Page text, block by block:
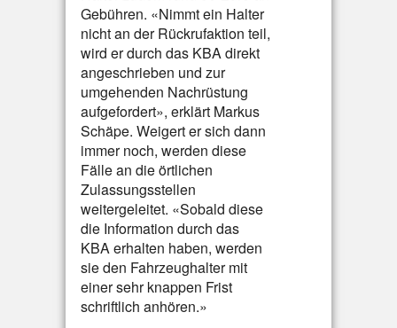
Gebühren. «Nimmt ein Halter
nicht an der Rückrufaktion teil,
wird er durch das KBA direkt
angeschrieben und zur
umgehenden Nachrüstung
aufgefordert», erklärt Markus
Schäpe. Weigert er sich dann
immer noch, werden diese
Fälle an die örtlichen
Zulassungsstellen
weitergeleitet. «Sobald diese
die Information durch das
KBA erhalten haben, werden
sie den Fahrzeughalter mit
einer sehr knappen Frist
schriftlich anhören.»